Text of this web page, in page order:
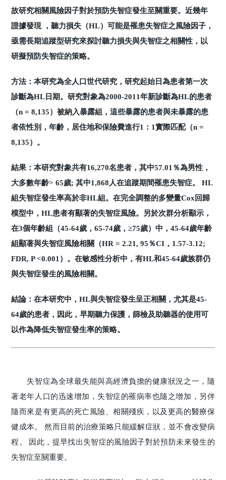
故研究相關風險因子對於預防失智症發生至關重要。近幾年
證據發現 ，聽力損失（HL）可能是罹患失智症之風險因子，
亟需長期追蹤型研究來探討聽力損失與失智症之相關性，以
研擬預防失智症的策略。
方法：本研究為全人口世代研究，研究起始日為患者第一次
診斷為HL日期。研究對象為2000-2011年新診斷為HL的患者
（n = 8,135）被納入暴露組，這些暴露的患者與未暴露的患
者依性別，年齡，居住地和保險費進行1：1實際匹配（n =
8,135）。
結果：本研究對象共有16,270名患者，其中57.01％為男性，
大多數年齡> 65歲; 其中1,868人在追蹤期間罹患失智症。 HL
組失智症發生率高於非HL組。在完全調整的多變量Cox回歸
模型中，HL患者有顯著的失智症風險。另於次群分析顯示，
在3個年齡組（45-64歲，65-74歲，≥75歲）中，45-64歲年齡
組顯著與失智症風險相關（HR = 2.21, 95％CI，1.57-3.12;
FDR, P <0.001）。在敏感性分析中，有HL和45-64歲族群仍
與失智症發生的風險相關。
結論：在本研究中，HL與失智症發生呈正相關，尤其是45-
64歲的患者，因此，早期聽力保護，篩檢及助聽器的使用可
以作為降低失智症發生率的策略。
失智症為全球最失能與高經濟負擔的健康狀況之一，隨
著老年人口的迅速增加，失智症的罹病率也隨之增加，另伴
隨而來是有更高的死亡風險、相關殘疾，以及更高的醫療保
健成本。 然而目前的治療策略只能緩解症狀，並不會改變病
程。 因此，提早找出失智症的風險因子對於預防未來發生的
失智症至關重要。